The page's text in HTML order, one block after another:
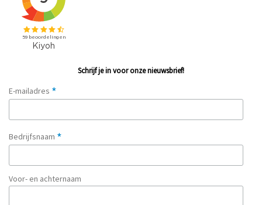
Schrijf je in voor onze nieuwsbrief!
E-mailadres *
Bedrijfsnaam *
Voor- en achternaam